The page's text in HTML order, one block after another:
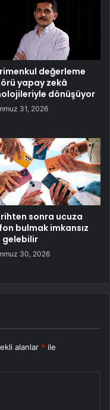
değerleme
yapay zekâ
dönüşüyor
31, 2026
sonra ucuza
bulmak imkansız
gelebilir
30, 2026
alanlar * ile